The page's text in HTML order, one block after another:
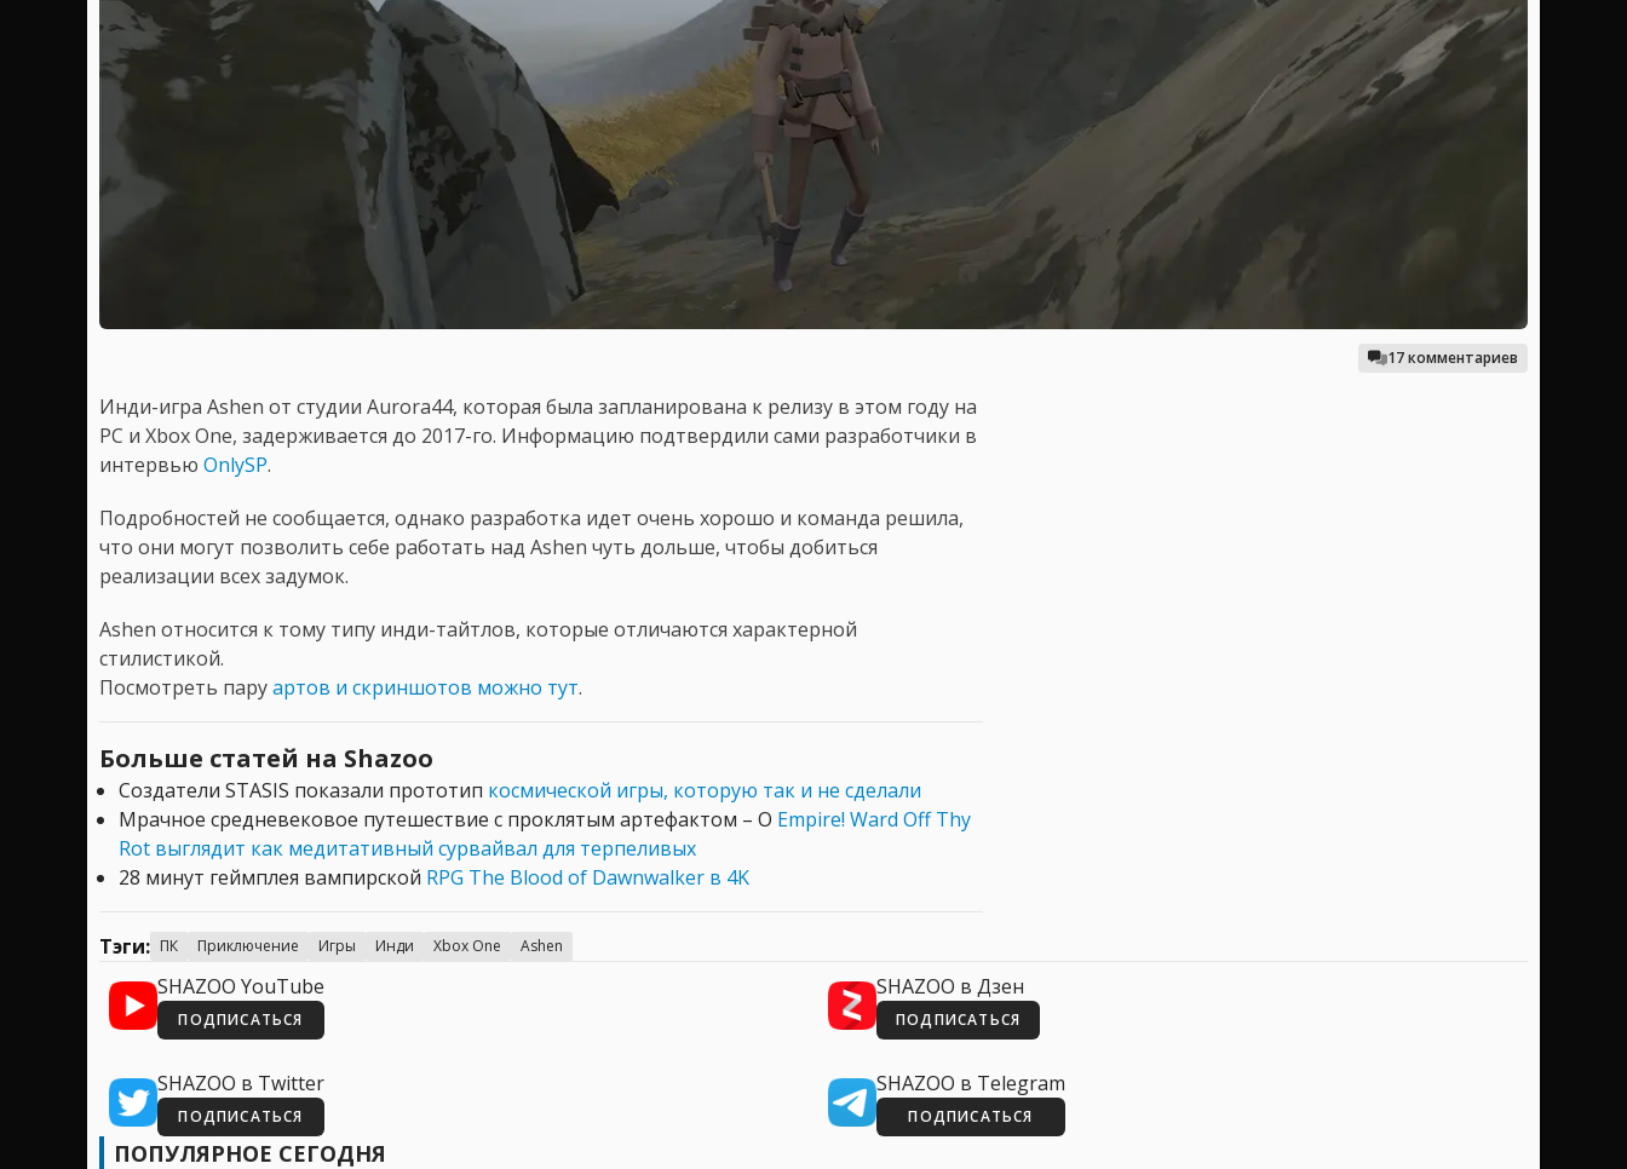
17 комментариев
Инди-игра Ashen от студии Aurora44, которая была запланирована к релизу в этом году на
PC и Xbox One, задерживается до 2017-го. Информацию подтвердили сами разработчики в
интервью OnlySP.
Подробностей не сообщается, однако разработка идет очень хорошо и команда решила,
что они могут позволить себе работать над Ashen чуть дольше, чтобы добиться
реализации всех задумок.
Ashen относится к тому типу инди-тайтлов, которые отличаются характерной
стилистикой.
Посмотреть паруартов и скриншотов можно тут.
Больше статей на Shazoo
Создатели STASIS показали прототип космической игры, которую так и не сделали
Мрачное средневековое путешествие с проклятым артефактом – O Empire! Ward Off Thy
Rot выглядит как медитативный сурвайвал для терпеливых
28 минут геймплея вампирской RPG The Blood of Dawnwalker в 4K
Тэги: ПК Приключение Игры Инди Xbox One Ashen
SHAZOO YouTube
ПОДПИСАТЬСЯ
SHAZOO в Дзен
ПОДПИСАТЬСЯ
SHAZOO в Twitter
ПОДПИСАТЬСЯ
SHAZOO в Telegram
ПОДПИСАТЬСЯ
ПОПУЛЯРНОЕ СЕГОДНЯ